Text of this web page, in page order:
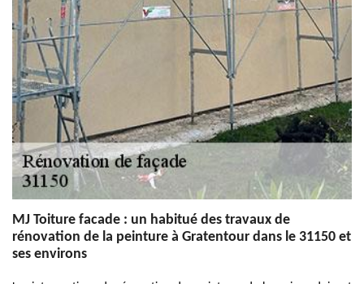
MJ Toiture facade : un habitué des travaux de
rénovation de la peinture à Gratentour dans le 31150 et
ses environs